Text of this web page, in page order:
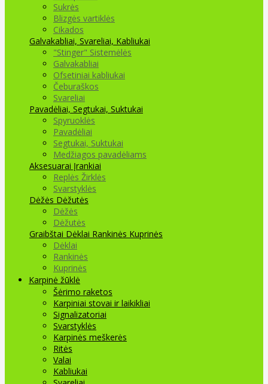
Sukrės
Blizgės vartiklės
Cikados
Galvakabliai, Svareliai, Kabliukai
"Stinger" Sistemėlės
Galvakabliai
Ofsetiniai kabliukai
Čeburaškos
Svareliai
Pavadėliai, Segtukai, Suktukai
Spyruoklės
Pavadėliai
Segtukai, Suktukai
Medžiagos pavadėliams
Aksesuarai Įrankiai
Replės Žirklės
Svarstyklės
Dėžės Dėžutės
Dėžės
Dėžutės
Graibštai Dėklai Rankinės Kuprinės
Dėklai
Rankinės
Kuprinės
Karpinė žūklė
Šėrimo raketos
Karpiniai stovai ir laikikliai
Signalizatoriai
Svarstyklės
Karpinės meškerės
Ritės
Valai
Kabliukai